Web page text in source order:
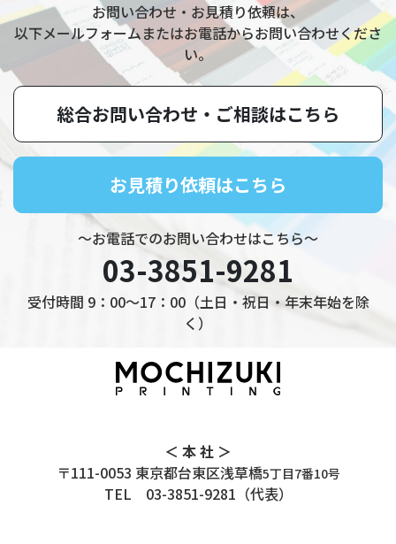
お問い合わせ・お見積り依頼は、
以下メールフォームまたはお電話からお問い合わせくださ
い。
総合お問い合わせ・ ご相談はこちら
お見積り依頼はこちら
～お電話でのお問い合わせはこちら～
03-3851-9281
受付時間 9：00～17：00（土日・祝日・年末年始を除
く）
＜ 本 社 ＞
〒111-0053 東京都台東区浅草橋5丁目7番10号
TEL 03-3851-9281 （代表）